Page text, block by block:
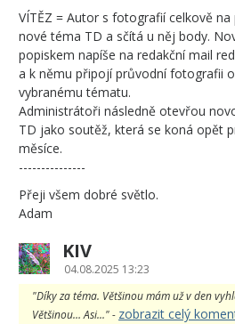
VÍTĚZ = Autor s fotografií celkově
nové téma TD a sčítá u něj body.
popiskem napíše na redakční mail
a k němu připojí průvodní fotografii
vybranému tématu.
Administrátoři následně otevřou
TD jako soutěž, která se koná opět
měsíce.
---------------
Přeji všem dobré světlo.
Adam
KIV
04.08.2025 13:23
"Díky za téma. Většinou mám už v den
Většinou… Asi..." - zobrazit celý